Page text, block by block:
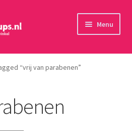
Menu
“vrij van parabenen”